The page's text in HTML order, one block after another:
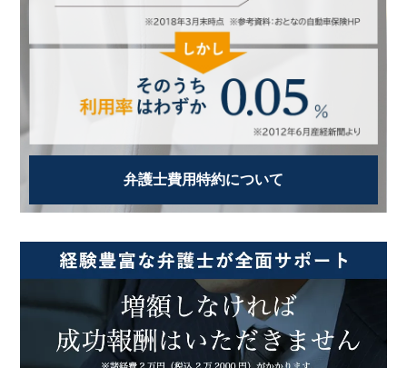
弁護士費用特約について